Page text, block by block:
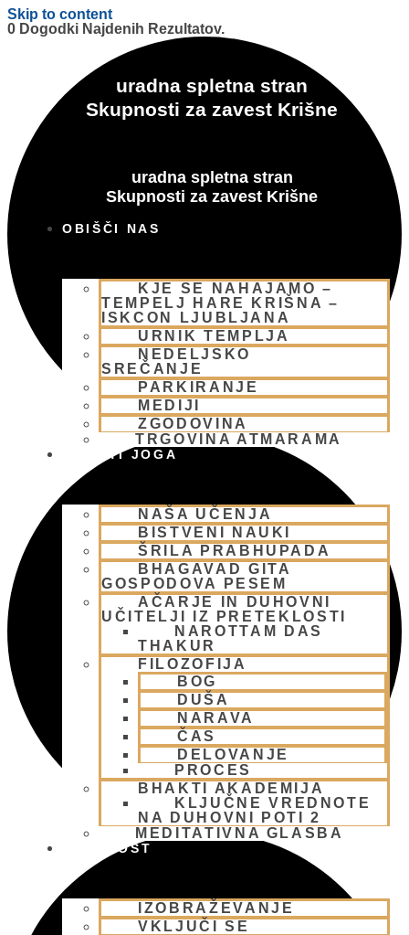
Skip to content
uradna spletna stran
Skupnosti za zavest Krišne
uradna spletna stran
Skupnosti za zavest Krišne
OBIŠČI NAS
KJE SE NAHAJAMO –
TEMPELJ HARE KRIŠNA –
ISKCON LJUBLJANA
URNIK TEMPLJA
NEDELJSKO
SREČANJE
PARKIRANJE
MEDIJI
ZGODOVINA
TRGOVINA ATMARAMA
BHAKTI JOGA
NAŠA UČENJA
BISTVENI NAUKI
ŠRILA PRABHUPADA
BHAGAVAD GITA
GOSPODOVA PESEM
AČARJE IN DUHOVNI
UČITELJI IZ PRETEKLOSTI
NAROTTAM DAS
THAKUR
FILOZOFIJA
BOG
DUŠA
NARAVA
ČAS
DELOVANJE
PROCES
BHAKTI AKADEMIJA
KLJUČNE VREDNOTE
NA DUHOVNI POTI 2
MEDITATIVNA GLASBA
SKUPNOST
IZOBRAŽEVANJE
VKLJUČI SE
0 Dogodki Najdenih Rezultatov.